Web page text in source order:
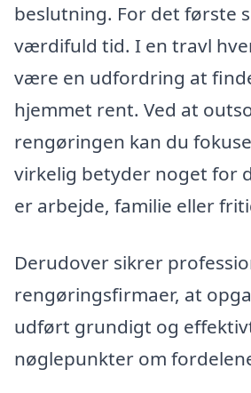
beslutning. For det første
værdifuld tid. I en travl
være en udfordring at
hjemmet rent. Ved at
rengøringen kan du
virkelig betyder noget for
er arbejde, familie eller
Derudover sikrer
rengøringsfirmaer, at
udført grundigt og
nøglepunkter om